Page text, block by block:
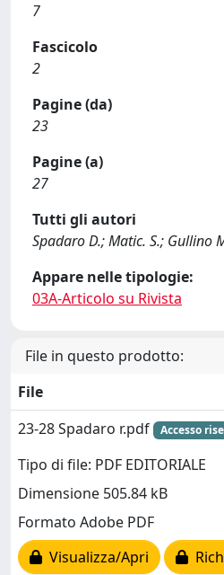
7
Fascicolo
2
Pagine (da)
23
Pagine (a)
27
Tutti gli autori
Spadaro D.; Matic. S.; Gullino
Appare nelle tipologie:
03A-Articolo su Rivista
File in questo prodotto:
File
23-28 Spadaro r.pdf
Accesso
Tipo di file: PDF EDITORIALE
Dimensione 505.84 kB
Formato Adobe PDF
Visualizza/Apri